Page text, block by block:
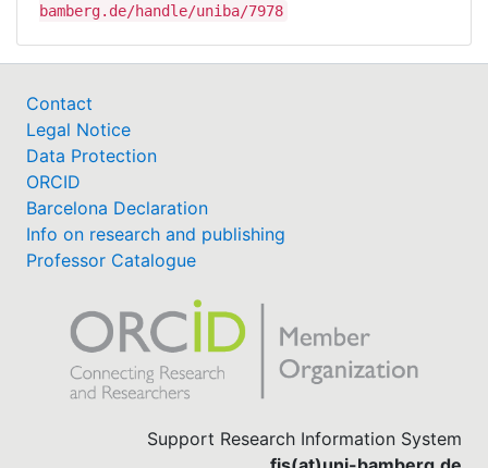
bamberg.de/handle/uniba/7978
Contact
Legal Notice
Data Protection
ORCID
Barcelona Declaration
Info on research and publishing
Professor Catalogue
Support Research Information System